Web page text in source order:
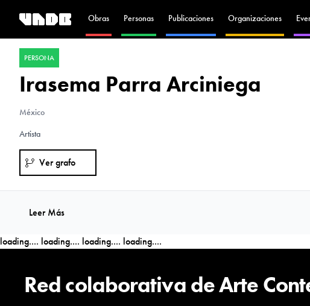
Obras Personas Publicaciones Organizaciones
PERSONA
Irasema Parra Arciniega
México
Artista
Ver grafo
Leer Más
loading.... loading.... loading.... loading....
Red colaborativa de Arte